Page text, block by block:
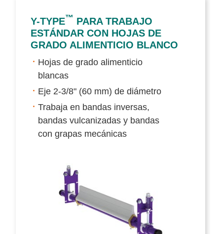
Y-TYPE™ PARA TRABAJO
ESTÁNDAR CON HOJAS DE
GRADO ALIMENTICIO BLANCO
Hojas de grado alimenticio
blancas
Eje 2-3/8" (60 mm) de diámetro
Trabaja en bandas inversas,
bandas vulcanizadas y bandas
con grapas mecánicas